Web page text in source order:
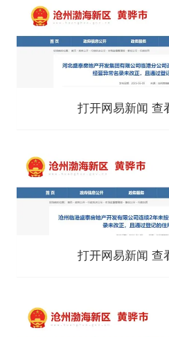
打开网易新闻 查
打开网易新闻 查